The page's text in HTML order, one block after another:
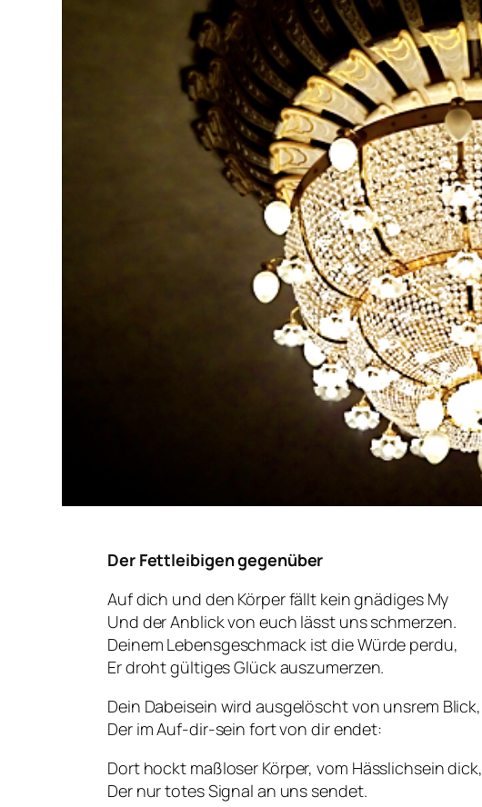
Der Fettleibigen gegenüber
Auf dich und den Körper fällt kein gnädiges My
Und der Anblick von euch lässt uns schmerzen.
Deinem Lebensgeschmack ist die Würde perdu,
Er droht gültiges Glück auszumerzen.
Dein Dabeisein wird ausgelöscht von unsrem Blick,
Der im Auf-dir-sein fort von dir endet:
Dort hockt maßloser Körper, vom Hässlichsein dick,
Der nur totes Signal an uns sendet.